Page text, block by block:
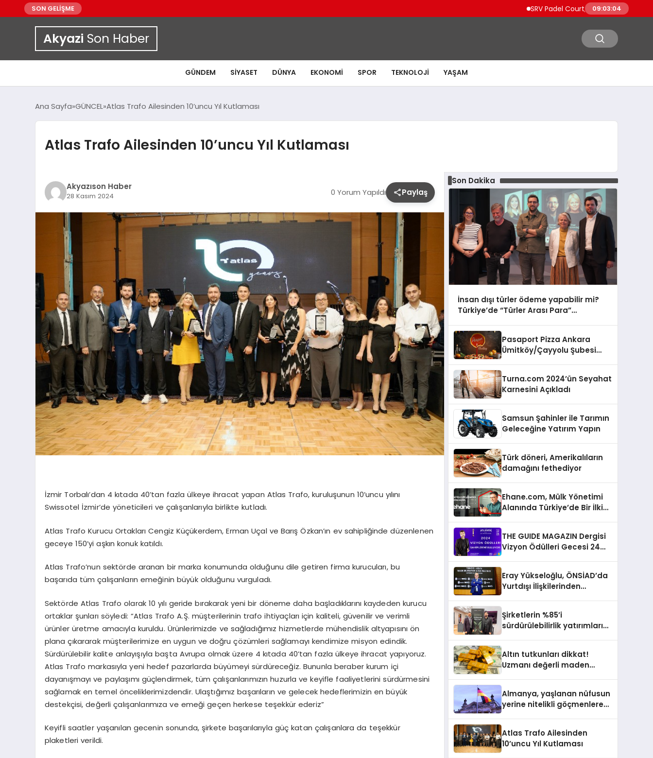
SON GELİŞME SRV Padel Court, Türkiye’den Dünyaya
09:03:05
Akyazi Son Haber
GÜNDEM SIYASET DÜNYA EKONOMI SPOR TEKNOLOJI YAŞAM
Ana Sayfa GÜNCEL Atlas Trafo Ailesinden 10’uncu Yıl Kutlaması
Atlas Trafo Ailesinden 10’uncu Yıl Kutlaması
Akyazıson Haber
28 Kasım 2024 0 Yorum Yapıldı Paylaş
İzmir Torbalı’dan 4 kıtada 40’tan fazla ülkeye ihracat yapan Atlas Trafo, kuruluşunun 10’uncu yılını
Swissotel İzmir’de yöneticileri ve çalışanlarıyla birlikte kutladı.
Atlas Trafo Kurucu Ortakları Cengiz Küçükerdem, Erman Uçal ve Barış Özkan’ın ev sahipliğinde düzenlenen
geceye 150’yi aşkın konuk katıldı.
Atlas Trafo’nun sektörde aranan bir marka konumunda olduğunu dile getiren firma kurucuları, bu
başarıda tüm çalışanların emeğinin büyük olduğunu vurguladı.
Sektörde Atlas Trafo olarak 10 yılı geride bırakarak yeni bir döneme daha başladıklarını kaydeden kurucu
ortaklar şunları söyledi: “Atlas Trafo A.Ş. müşterilerinin trafo ihtiyaçları için kaliteli, güvenilir ve verimli
ürünler üretme amacıyla kuruldu. Ürünlerimizde ve sağladığımız hizmetlerde mühendislik altyapısını ön
plana çıkararak müşterilerimize en uygun ve doğru çözümleri sağlamayı kendimize misyon edindik.
Sürdürülebilir kalite anlayışıyla başta Avrupa olmak üzere 4 kıtada 40’tan fazla ülkeye ihracat yapıyoruz.
Atlas Trafo markasıyla yeni hedef pazarlarda büyümeyi sürdüreceğiz. Bununla beraber kurum içi
dayanışmayı ve paylaşımı güçlendirmek, tüm çalışanlarımızın huzurla ve keyifle faaliyetlerini sürdürmesini
sağlamak en temel önceliklerimizdendir. Ulaştığımız başarıların ve gelecek hedeflerimizin en büyük
destekçisi, değerli çalışanlarımıza ve emeği geçen herkese teşekkür ederiz”
Keyifli saatler yaşanılan gecenin sonunda, şirkete başarılarıyla güç katan çalışanlara da teşekkür
plaketleri verildi.
Son Dakika
İnsan dışı türler ödeme yapabilir mi?
Türkiye’de “Türler Arası Para”
Pasaport Pizza Ankara
Ümitköy/Çayyolu Şubesi
Turna.com 2024’ün Seyahat
Karnesini Açıkladı
Samsun Şahinler ile Tarımın
Geleceğine Yatırım Yapın
Türk döneri, Amerikalıların
damağını fethediyor
Ehane.com, Mülk Yönetimi
Alanında Türkiye’de Bir İlki
THE GUIDE MAGAZIN Dergisi
Vizyon Ödülleri Gecesi 24
Eray Yükseloğlu, ÖNSİAD’da
Yurtdışı İlişkilerinden
Şirketlerin %85’i
sürdürülebilirlik yatırımlarını
Altın tutkunları dikkat!
Uzmanı değerli maden
Almanya, yaşlanan nüfusun
yerine nitelikli göçmenlere
Atlas Trafo Ailesinden
10’uncu Yıl Kutlaması